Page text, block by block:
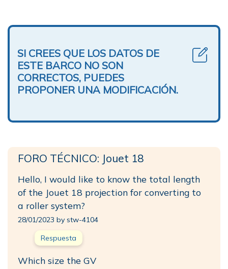
SI CREES QUE LOS DATOS DE
ESTE BARCO NO SON
CORRECTOS, PUEDES
PROPONER UNA MODIFICACIÓN.
FORO TÉCNICO: Jouet 18
Hello, I would like to know the total length
of the Jouet 18 projection for converting to
a roller system?
28/01/2023 by stw-4104
Respuesta
Which size the GV